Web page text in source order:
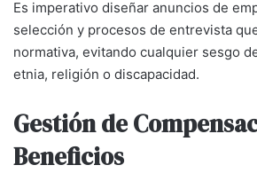
Es imperativo diseñar anuncios de
selección y procesos de entrevista
normativa, evitando cualquier sesgo
etnia, religión o discapacidad.
Gestión de
Beneficios